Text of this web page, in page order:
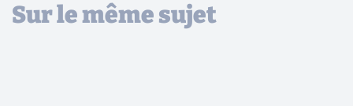
Sur le même sujet